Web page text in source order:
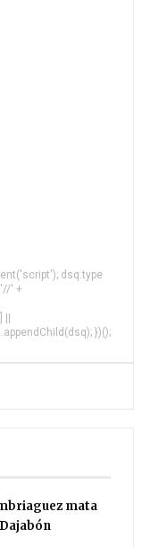
dsq.type
' +
})();
mata